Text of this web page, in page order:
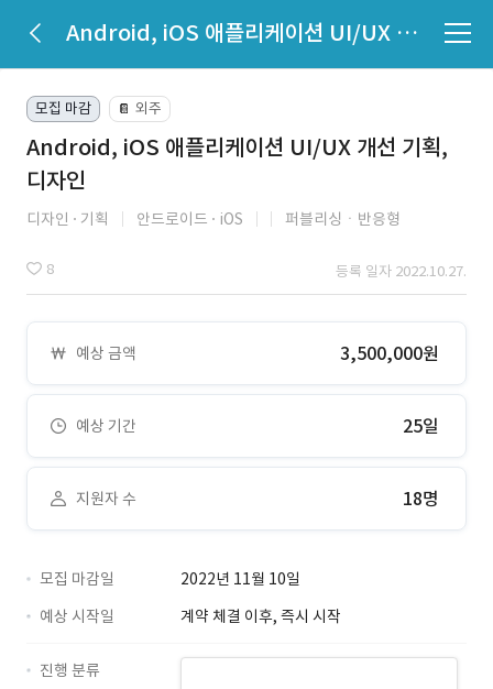
Android, iOS 애플리케이션 UI/UX 개선 기획, 디자인
모집 마감 📔 외주
Android, iOS 애플리케이션 UI/UX 개선 기획,
디자인
디자인 기획 안드로이드 iOS 퍼블리싱ㆍ반응형
8 등록 일자 2022.10.27.
예상 금액 3,500,000원
예상 기간 25일
지원자 수 18명
모집 마감일
2022년 11월 10일
예상 시작일
계약 체결 이후, 즉시 시작
진행 분류